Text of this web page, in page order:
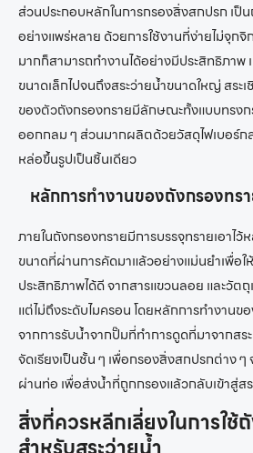
ส่วนประกอบหลักในการกรองสิ่งสกปรก เป็
อย่างแพร่หลาย ด้วยการใช้งานที่ง่ายไม่จุกจิ
มากก็สามารถทำงานได้อย่างมีประสิทธิภาพ
ขนาดเล็กไปจนถึงสระว่ายน้ำขนาดใหญ่ สร
ของตัวถังกรองทรายมีลักษณะทั้งแบบทรง
ออกกลมๆ ส่วนมากผลิตด้วยวัสดุไฟเบอร์ก
หล่อขึ้นรูปเป็นชิ้นเดียว
หลักการทำงานของถังกรองทร
ภายในถังกรองทรายมีการบรรจุทรายเอาไ
ขนาดที่ผ่านการคัดมาแล้วอย่างแม่นยำเพื่อใ
ประสิทธิภาพได้ดี จากสารแขวนลอย และวั
แต่ไม่ถึงระดับไมครอน โดยหลักการทำงานข
จากการรับน้ำจากปั๊มที่ทำการดูดที่มาจากส
จัดเรียงเป็นชั้นๆ เพื่อกรองสิ่งสกปรกต่างๆ
ผ่านท่อ เพื่อส่งน้ำที่ถูกกรองแล้วกลับเข้าสู่ส
สิ่งที่ควรหลีกเลี่ยงในการใช้